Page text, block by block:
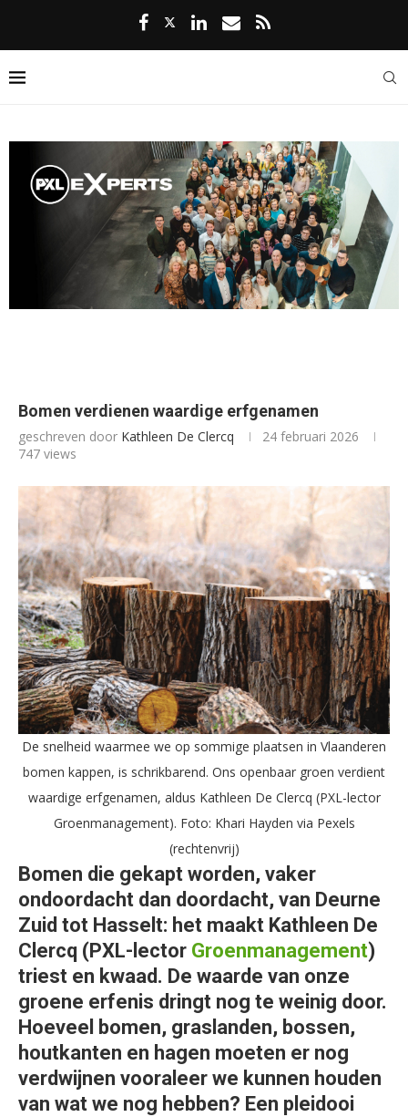
Bomen verdienen waardige erfgenamen
geschreven door Kathleen De Clercq
24 februari 2026
747 views
De snelheid waarmee we op sommige plaatsen in Vlaanderen
bomen kappen, is schrikbarend. Ons openbaar groen verdient
waardige erfgenamen, aldus Kathleen De Clercq (PXL-lector
Groenmanagement). Foto: Khari Hayden via Pexels
(rechtenvrij)
Bomen die gekapt worden, vaker
ondoordacht dan doordacht, van Deurne
Zuid tot Hasselt: het maakt Kathleen De
Clercq (PXL-lector Groenmanagement)
triest en kwaad. De waarde van onze
groene erfenis dringt nog te weinig door.
Hoeveel bomen, graslanden, bossen,
houtkanten en hagen moeten er nog
verdwijnen vooraleer we kunnen houden
van wat we nog hebben? Een pleidooi